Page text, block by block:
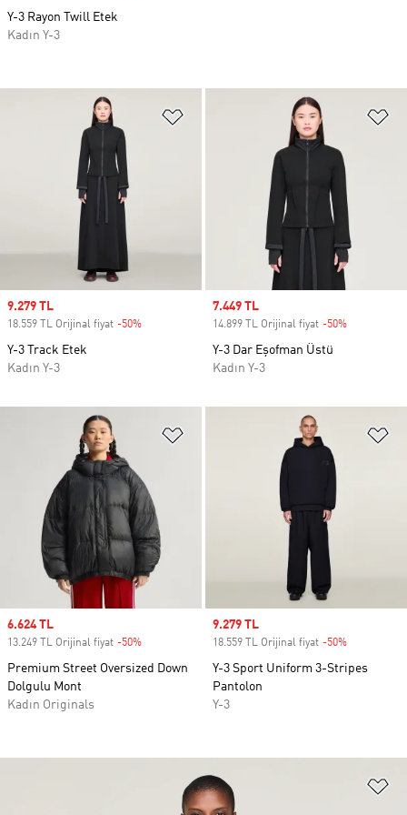
Favori Listesine Ekle
Sale price
9.279 TL
18.559 TL Orijinal fiyat -50%
Y-3 Track Etek
Kadın Y-3
Sale price
7.449 TL
14.899 TL Orijinal fiyat -50%
Y-3 Dar Eşofman Üstü
Kadın Y-3
Favori Listesine Ekle
Sale price
6.624 TL
13.249 TL Orijinal fiyat -50%
Premium Street Oversized Down
Dolgulu Mont
Kadın Originals
Sale price
9.279 TL
18.559 TL Orijinal fiyat -50%
Y-3 Sport Uniform 3-Stripes
Pantolon
Y-3
Y-3 Rayon Twill Etek
Kadın Y-3